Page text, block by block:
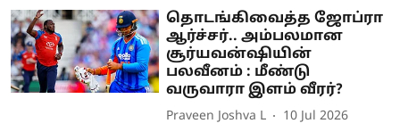
தொடங்கிவைத்த ஜோப்ரா
ஆர்ச்சர்.. அம்பலமான
சூர்யவன்ஷியின்
பலவீனம் : மீண்டு
வருவாரா இளம் வீரர்?
Praveen Joshva L 10 Jul 2026